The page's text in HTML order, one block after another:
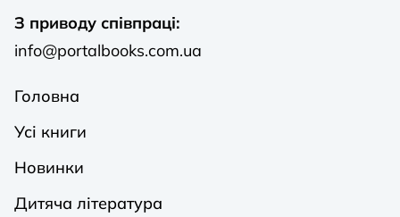
З приводу співпраці:
info@portalbooks.com.ua
Головна
Усі книги
Новинки
Дитяча література